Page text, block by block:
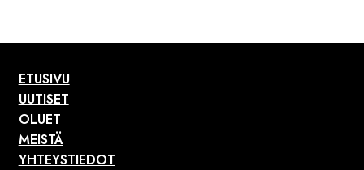
ETUSIVU
UUTISET
OLUET
MEISTÄ
YHTEYSTIEDOT